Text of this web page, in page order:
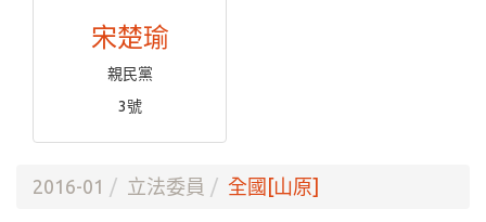
宋楚瑜
親民黨
3號
2016-01 立法委員 全國[山原]